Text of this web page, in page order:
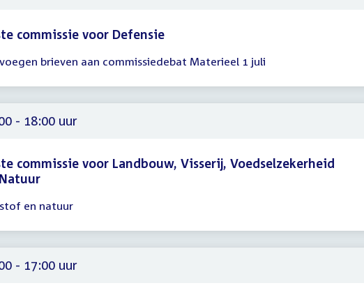
commissie voor Defensie
brieven aan commissiedebat Materieel 1 juli
- 18:00 uur
commissie voor Landbouw, Visserij, Voedselzekerheid
en natuur
- 17:00 uur